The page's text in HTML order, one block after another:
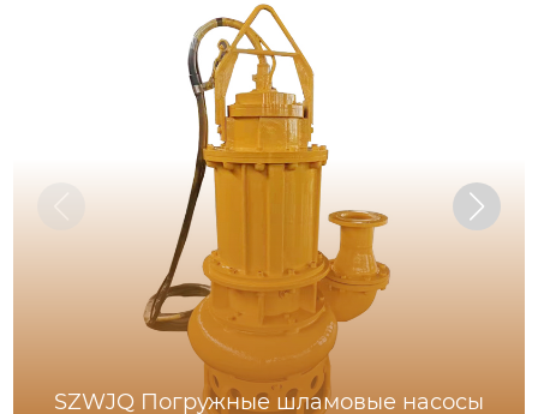
SZWJQ Погружные шламовые насосы